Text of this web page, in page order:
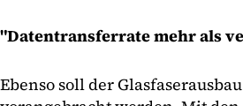
"Datentransferrate mehr als
Ebenso soll der